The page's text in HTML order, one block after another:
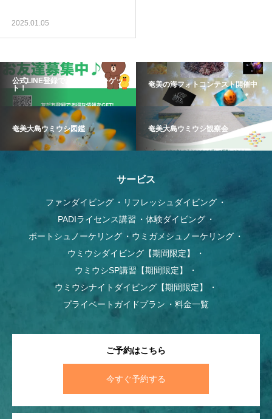
2025.01.05
公式LINE登録でお得な情報をゲッ
ト！
奄美の海フォトコンテスト開催中
奄美大島ウミウシ図鑑 奄美大島ウミウシ観察会
サービス
ファンダイビング
リフレッシュダイビング
PADIライセンス講習
体験ダイビング
ボートシュノーケリング
ウミガメシュノーケリング
ウミウシダイビング【期間限定】
ウミウシSP講習【期間限定】
ウミウシナイトダイビング【期間限定】
プライベートガイドプラン
料金一覧
ご予約はこちら
今すぐ予約する